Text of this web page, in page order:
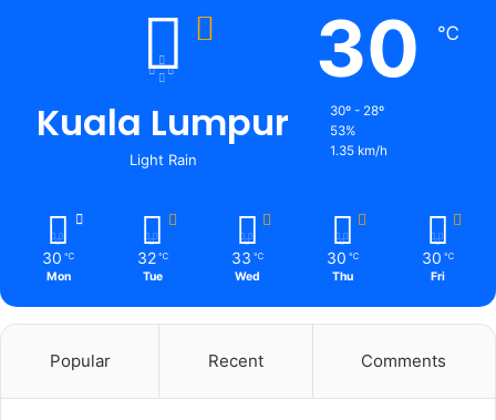
Kuala Lumpur
Light Rain
30 ℃
30º - 28º
53%
1.35 km/h
30 ℃
Mon
32 ℃
Tue
33 ℃
Wed
30 ℃
Thu
30 ℃
Fri
Popular Recent Comments